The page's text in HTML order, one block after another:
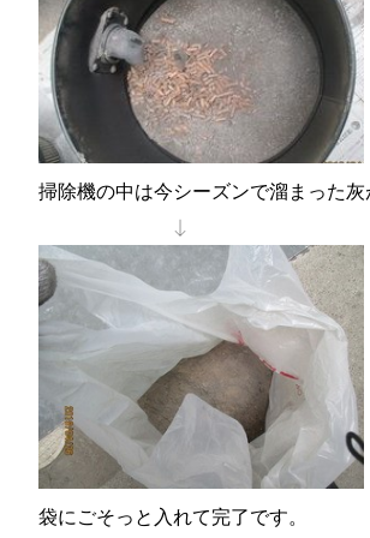
掃除機の中は今シーズンで溜まった灰
↓
袋にごそっと入れて完了です。